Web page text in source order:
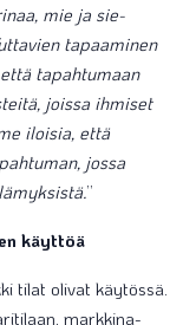
mie ja sie-
tapaaminen
tapahtumaan
joissa ihmiset
iloisia, että
jossa
”
käyttöä
tilat olivat käytössä.
markkina-